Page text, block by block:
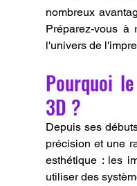
nombreux
Préparez-vous
l'univers de
Pourquoi
3D ?
Depuis ses
précision et une
esthétique : les
utiliser des